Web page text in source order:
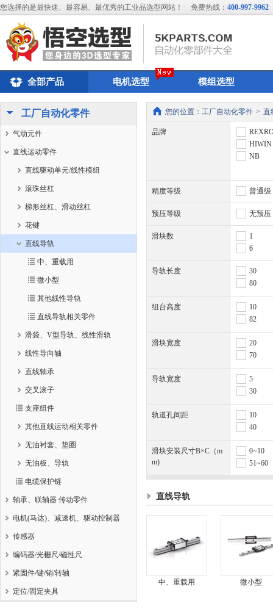
您选择的是最快速、最容易、最优秀的工业品选型网站！ 免费热线： 400-997-9962
全部产品 电机选型 模组选型
工厂自动化零件
气动元件
直线运动零件
直线驱动单元/线性模组
滚珠丝杠
梯形丝杠、滑动丝杠
花键
直线导轨
中、重载用
微小型
其他线性导轨
直线导轨相关零件
滑袋、V型导轨、线性滑轨
线性导向轴
直线轴承
交叉滚子
支座组件
其他直线运动相关零件
无油衬套、垫圈
无油板、导轨
电缆保护链
轴承、联轴器 传动零件
电机(马达)、减速机、驱动控制器
传感器
编码器/光栅尺/磁性尺
紧固件/键/销/转轴
定位/固定夹具
您的位置： 工厂自动化零件 > 直
品牌
HIWIN
NB
精度等级 普通级
预压等级 无预压
滑块数
1
6
导轨长度
30
80
组台高度
10
82
滑块宽度
20
70
导轨宽度
5
30
轨道孔间距
10
40
滑块安装尺寸B×C（m
m)
0~10
51~60
直线导轨
中、重载用 微小型